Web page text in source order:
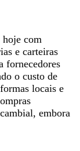
com
e carteiras
fornecedores
o custo de
locais e
embora